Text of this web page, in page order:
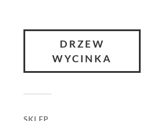
DRZEW
WYCINKA